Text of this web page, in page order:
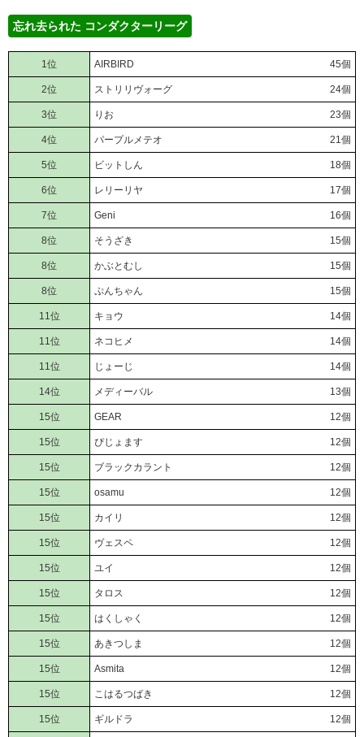
忘れ去られた コンダクターリーグ
1位 AIRBIRD 45個
2位 ストリリヴォーグ 24個
3位 りお 23個
4位 パープルメテオ 21個
5位 ビットしん 18個
6位 レリーリヤ 17個
7位 Geni 16個
8位 そうざき 15個
8位 かぶとむし 15個
8位 ぷんちゃん 15個
11位 キョウ 14個
11位 ネコヒメ 14個
11位 じょーじ 14個
14位 メディーバル 13個
15位 GEAR 12個
15位 ぴじょます 12個
15位 ブラックカラント 12個
15位 osamu 12個
15位 カイリ 12個
15位 ヴェスペ 12個
15位 ユイ 12個
15位 タロス 12個
15位 はくしゃく 12個
15位 あきつしま 12個
15位 Asmita 12個
15位 こはるつばき 12個
15位 ギルドラ 12個